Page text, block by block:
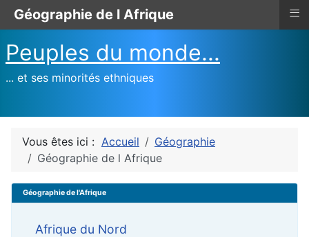
Peuples du monde...
... et ses minorités ethniques
Vous êtes ici : Accueil
Géographie
Géographie de l Afrique
Géographie de l'Afrique
Afrique du Nord
Géographie de l Afrique ≡